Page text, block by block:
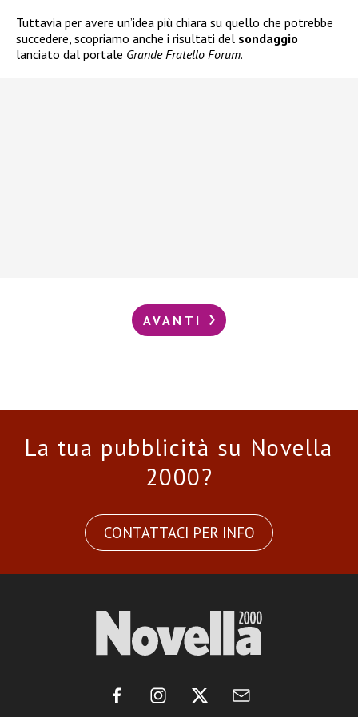
Tuttavia per avere un’idea più chiara su quello che potrebbe
succedere, scopriamo anche i risultati del sondaggio
lanciato dal portale Grande Fratello Forum.
AVANTI
La tua pubblicità su Novella
2000?
CONTATTACI PER INFO